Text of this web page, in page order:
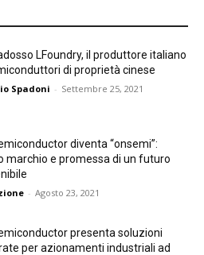
LFoundry, il produttore italiano
di proprietà cinese
Spadoni - Settembre 25, 2021
diventa “onsemi”:
marchio e promessa di un futuro
- Agosto 23, 2021
presenta soluzioni
per azionamenti industriali ad